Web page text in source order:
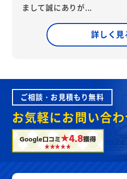
まして誠にありが...
詳しく見
ご相談・お見積もり無料
お気軽にお問い合
Google口コミ★4.8獲得